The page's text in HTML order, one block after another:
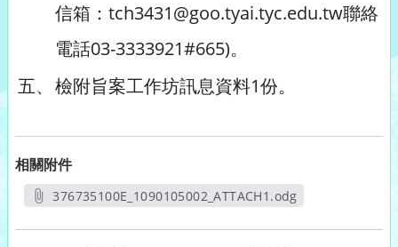
信箱：tch3431@goo.tyai.tyc.edu.tw聯絡
電話03-3333921#665)。
五、 檢附旨案工作坊訊息資料1份。
相關附件
376735100E_1090105002_ATTACH1.odg